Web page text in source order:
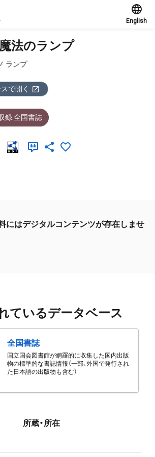
English
法のランプ
ランプ
で開く
録:全国書誌
にはデジタルコンテンツが存在しませ
ているデータベース
全国書誌
国立国会図書館が網羅的に収集した国内出版
物の標準的な書誌情報（一部、外国で発行され
た日本語の出版物も含む）
所蔵・所在